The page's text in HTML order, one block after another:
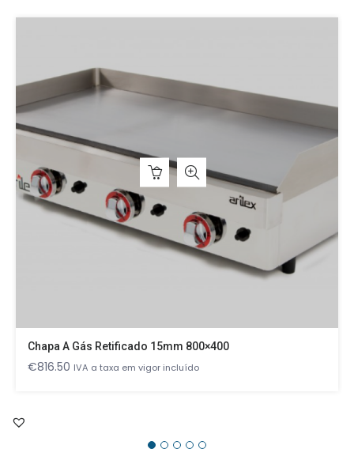
Chapa A Gás Retificado 15mm 800×400
€816.50 IVA a taxa em vigor incluído